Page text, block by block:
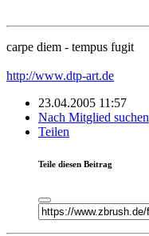
carpe diem - tempus fugit
http://www.dtp-art.de
23.04.2005 11:57
Nach Mitglied suchen
Teilen
Teile diesen Beitrag